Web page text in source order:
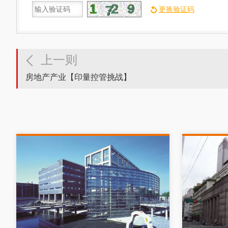
上一则
房地产产业【印量控管挑战】